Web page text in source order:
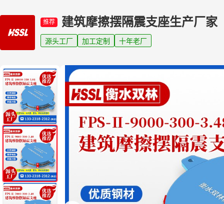
推荐 建筑摩擦摆隔震支座生产厂家
源头工厂 加工定制 十年老厂